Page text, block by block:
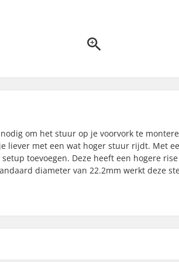
om het stuur op je voorvork te
liever met een wat hoger stuur rijdt. Met
toevoegen. Deze heeft een hogere
diameter van 22.2mm werkt deze